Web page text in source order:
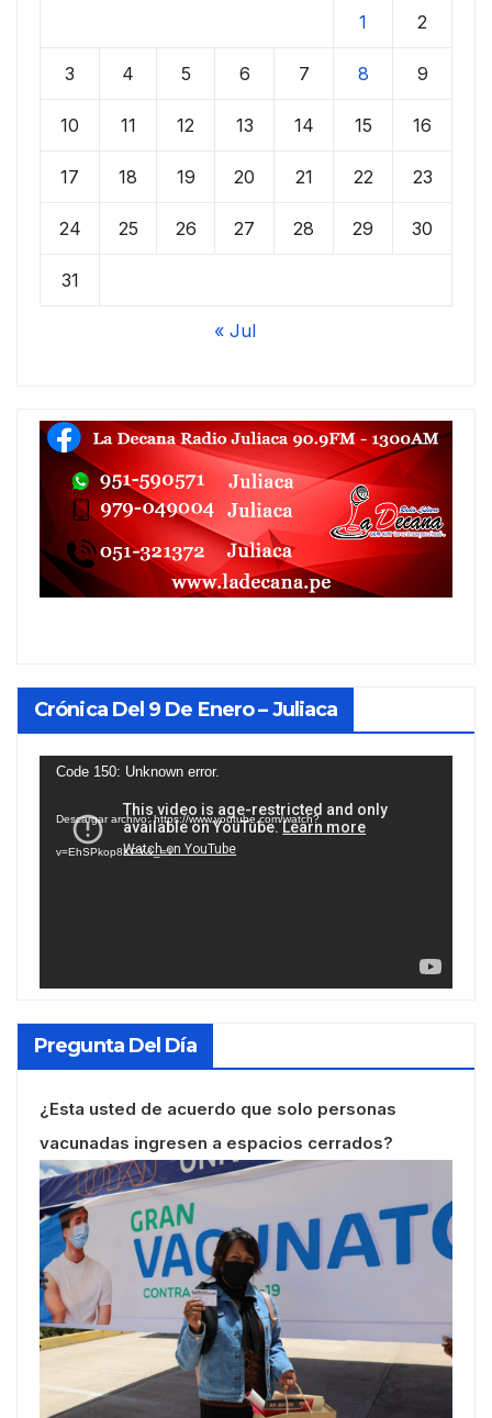
1 2
3 4 5 6 7 8 9
10 11 12 13 14 15 16
17 18 19 20 21 22 23
24 25 26 27 28 29 30
31
« Jul
Crónica Del 9 De Enero – Juliaca
Reproductor
vídeo
Code 150: Unknown error.
Descargar archivo: https://www.youtube.com/watch?
v=EhSPkop8KPY&_=1
Pregunta Del Día
¿Esta usted de acuerdo que solo personas
vacunadas ingresen a espacios cerrados?